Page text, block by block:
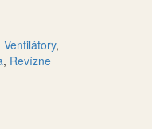
Ventilátory,
, Revízne